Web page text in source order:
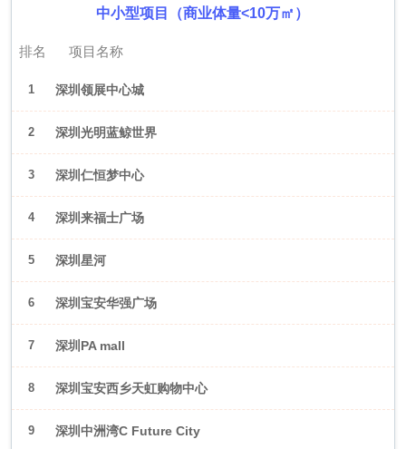
中小型项目（商业体量<10万㎡）
排名 项目名称
1 深圳领展中心城
2 深圳光明蓝鲸世界
3 深圳仁恒梦中心
4 深圳来福士广场
5 深圳星河
WORLD·COCOPark
6 深圳宝安华强广场
7 深圳PA mall
8 深圳宝安西乡天虹购物中心
9 深圳中洲湾C Future City